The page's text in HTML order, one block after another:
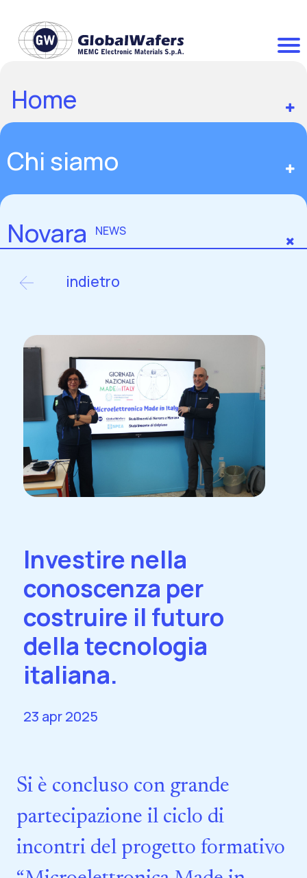
Home
Chi siamo
NEWS
Novara
indietro
Investire nella
conoscenza per
costruire il futuro
della tecnologia
italiana.
23 apr 2025
Si è concluso con grande
partecipazione il ciclo di
incontri del progetto formativo